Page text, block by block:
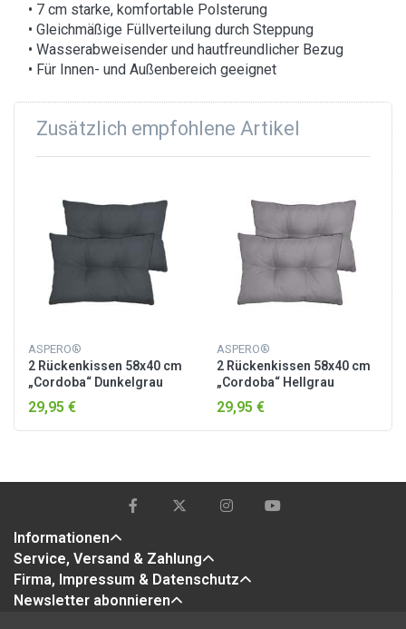
• 7 cm starke, komfortable Polsterung
• Gleichmäßige Füllverteilung durch Steppung
• Wasserabweisender und hautfreundlicher Bezug
• Für Innen- und Außenbereich geeignet
Zusätzlich empfohlene Artikel
ASPERO®
2 Rückenkissen 58x40 cm
„Cordoba“ Dunkelgrau
29,95 €
ASPERO®
2 Rückenkissen 58x40 cm
„Cordoba“ Hellgrau
29,95 €
Informationen
Service, Versand & Zahlung
Firma, Impressum & Datenschutz
Newsletter abonnieren